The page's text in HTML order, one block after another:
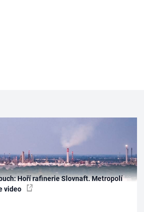
Hoří rafinerie Slovnaft. Metropolí
video